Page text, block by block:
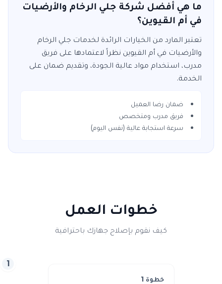
ما هي أفضل شركة جلي الرخام والأرضيات
في أم القيوين؟
تعتبر المارد من الخيارات الرائدة لخدمات جلي الرخام
والأرضيات في أم القيوين نظراً لاعتمادها على فريق
مدرب، استخدام مواد عالية الجودة، وتقديم ضمان على
الخدمة.
ضمان رضا العميل
فريق مدرب ومتخصص
سرعة استجابة عالية (نفس اليوم)
خطوات العمل
كيف نقوم بإصلاح جهازك باحترافية
خطوة 1
1